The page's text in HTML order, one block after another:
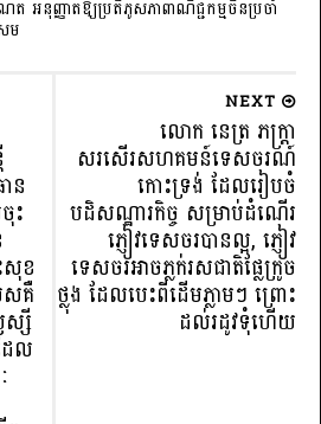
អនុញ្ញាតឱ្យប្រតិភូសភាពាណិជ្ជកម្មចិន​ប្រចាំ
ម
NEXT
លោក នេត្រ ភក្ត្រា
សរសើរសហគមន៍ទេសចរណ៍
កោះទ្រង់ ដែលរៀបចំ
បដិសណ្ឋារកិច្ច សម្រាប់ដំណើរ
ភ្ញៀវទេសចរបានល្អ, ភ្ញៀវ
ទេសចរអាចភ្លក់រសជាតិផ្លែក្រូច
ថ្លុង ដែលបេះពីដើមភ្លាមៗ ព្រោះ
ដល់រដូវទុំហើយ
ន
ះ
សុខ
សគឺ
ស្សី
ែល